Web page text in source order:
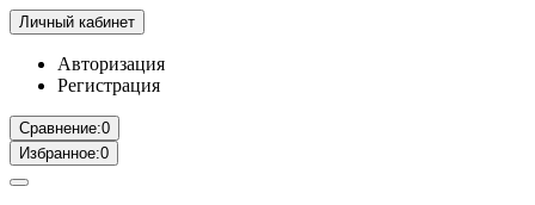
Личный кабинет
Авторизация
Регистрация
Сравнение:0
Избранное:0